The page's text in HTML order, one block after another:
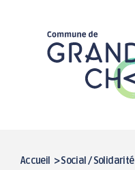
contenu
principal
MA MAIRIE
VIE ÉCONOMIQUE
SPORT
Accueil >Social / Solidarité